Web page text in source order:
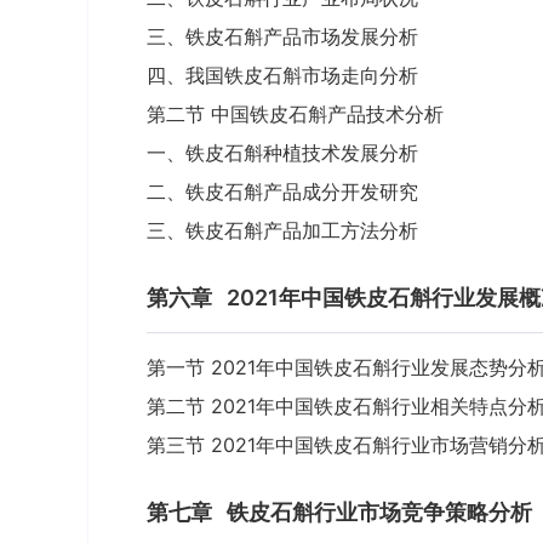
三、铁皮石斛产品市场发展分析
四、我国铁皮石斛市场走向分析
第二节 中国铁皮石斛产品技术分析
一、铁皮石斛种植技术发展分析
二、铁皮石斛产品成分开发研究
三、铁皮石斛产品加工方法分析
第六章 2021年中国铁皮石斛行业发展
第一节 2021年中国铁皮石斛行业发展态势分
第二节 2021年中国铁皮石斛行业相关特点分
第三节 2021年中国铁皮石斛行业市场营销分
第七章 铁皮石斛行业市场竞争策略分析